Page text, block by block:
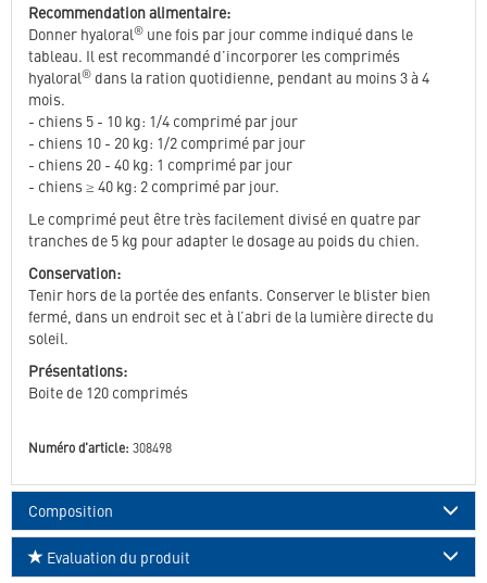
Recommendation alimentaire:
Donner hyaloral® une fois par jour comme indiqué dans le
tableau. Il est recommandé d’incorporer les comprimés
hyaloral® dans la ration quotidienne, pendant au moins 3 à 4
mois.
- chiens 5 - 10 kg: 1/4 comprimé par jour
- chiens 10 - 20 kg: 1/2 comprimé par jour
- chiens 20 - 40 kg: 1 comprimé par jour
- chiens ≥ 40 kg: 2 comprimé par jour.
Le comprimé peut être très facilement divisé en quatre par
tranches de 5 kg pour adapter le dosage au poids du chien.
Conservation:
Tenir hors de la portée des enfants. Conserver le blister bien
fermé, dans un endroit sec et à l’abri de la lumière directe du
soleil.
Présentations:
Boite de 120 comprimés
Numéro d'article: 308498
Composition
Evaluation du produit